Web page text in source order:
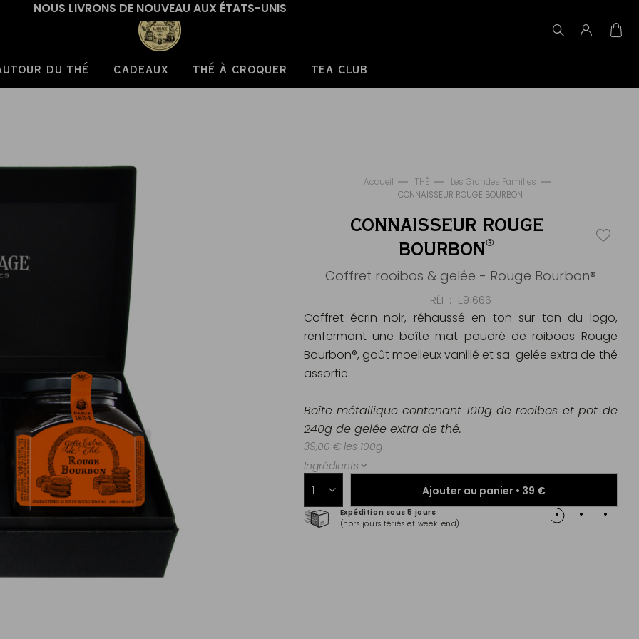
NOUS LIVRONS DE NOUVEAU AUX ÉTATS-UNIS
DU THÉ CADEAUX THÉ À CROQUER TEA CLUB
Accueil THÉ
Les Grandes Familles
CONNAISSEUR ROUGE BOURBON
CONNAISSEUR ROUGE
BOURBON®
Coffret rooibos & gelée - Rouge Bourbon®
RÉF E91666
Ajouter au panier • 39 €
Livraison offerte dès 60€ d'achats
Expédition sous 5 jours
(hors jours fériés et week-end)
Coffret écrin noir, réhaussé en ton sur ton du logo,
renfermant une boîte mat poudré de roiboos Rouge
Bourbon®, goût moelleux vanillé et sa gelée extra de thé
assortie.
Boîte métallique contenant 100g de rooibos et pot de
240g de gelée extra de thé.
39,00 € les 100g
Ingrédients